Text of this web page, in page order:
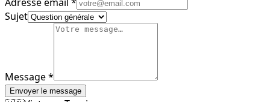
Sujet
Message*
Envoyer le message